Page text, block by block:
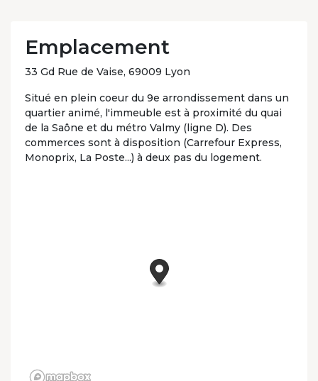
Emplacement
33 Gd Rue de Vaise, 69009 Lyon
Situé en plein coeur du 9e arrondissement dans un
quartier animé, l'immeuble est à proximité du quai
de la Saône et du métro Valmy (ligne D). Des
commerces sont à disposition (Carrefour Express,
Monoprix, La Poste...) à deux pas du logement.